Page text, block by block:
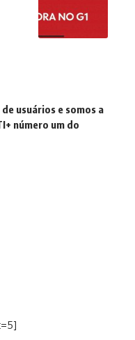
usuários e somos a
número um do